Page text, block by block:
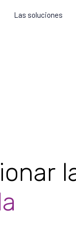
Las soluciones